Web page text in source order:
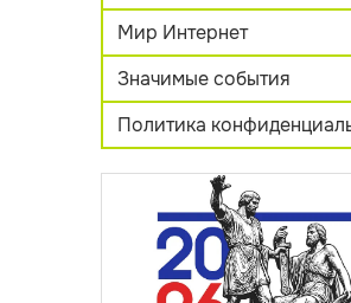
Мир Интернет
Значимые события
Политика